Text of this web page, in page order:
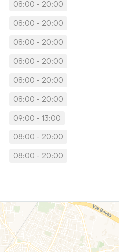
08:00 - 20:00
08:00 - 20:00
08:00 - 20:00
08:00 - 20:00
08:00 - 20:00
08:00 - 20:00
09:00 - 13:00
08:00 - 20:00
08:00 - 20:00